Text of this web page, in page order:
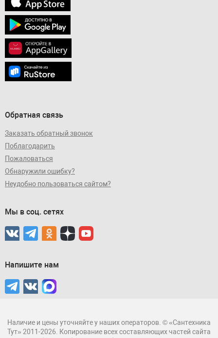
Обратная связь
Заказать обратный звонок
Поблагодарить
Пожаловаться
Обнаружили ошибку?
Неудобно пользоваться сайтом?
Мы в соц. сетях
Напишите нам
Наличие и цены уточняйте у наших операторов. © «Сантехника
Тут» 2011-2026. Копирование всех составляющих частей сайта